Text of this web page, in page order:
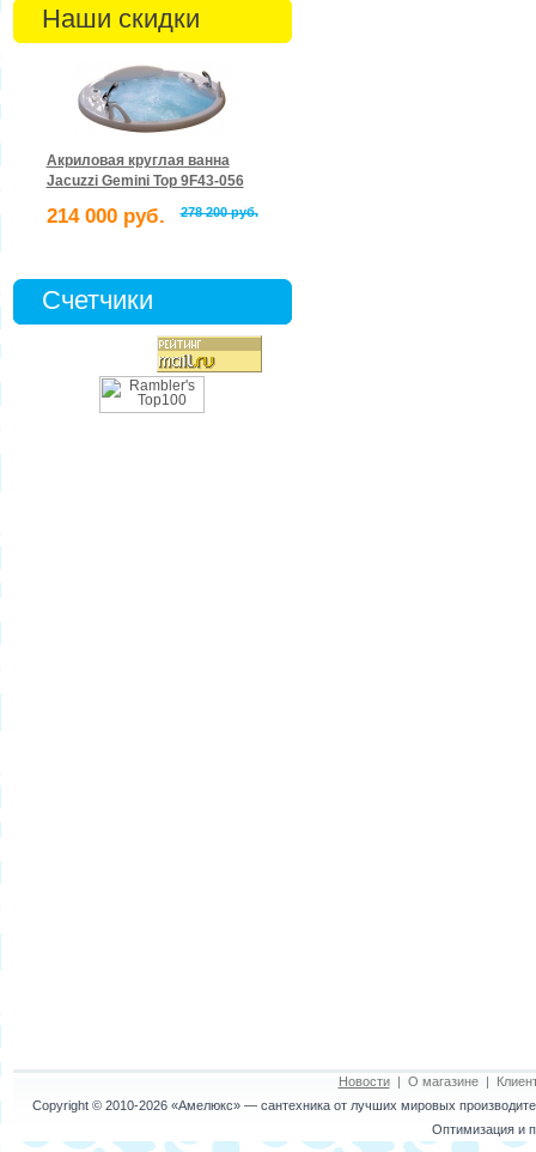
Наши скидки
Акриловая круглая ванна
Jacuzzi Gemini Top 9F43-056
214 000 руб. 278 200 руб.
Счетчики
Новости| О магазине|
Copyright © 2010-2026 «Амелюкс»— сантехника от лучших мировых
Оптимизация и